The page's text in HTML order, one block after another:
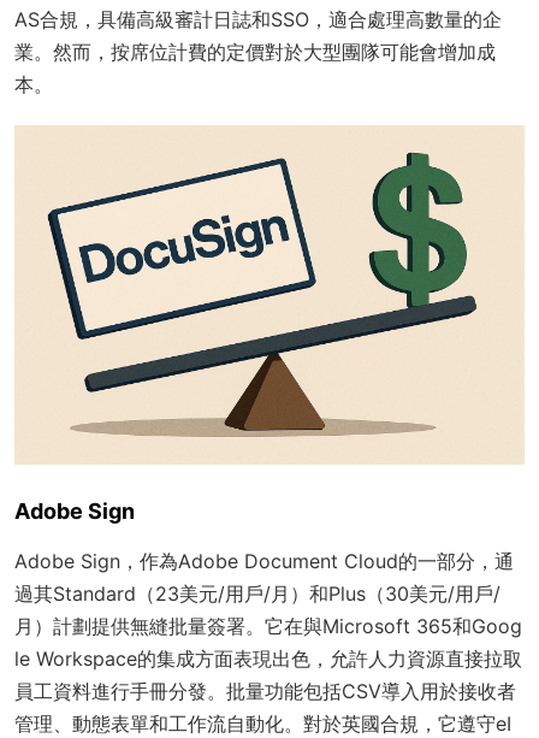
AS合規，具備高級審計日誌和SSO，適合處理高數量的企
業。然而，按席位計費的定價對於大型團隊可能會增加成
本。
Adobe Sign
Adobe Sign，作為Adobe Document Cloud的一部分，通
過其Standard（23美元/用戶/月）和Plus（30美元/用戶/
月）計劃提供無縫批量簽署。它在與Microsoft 365和Goog
le Workspace的集成方面表現出色，允許人力資源直接拉取
員工資料進行手冊分發。批量功能包括CSV導入用於接收者
管理、動態表單和工作流自動化。對於英國合規，它遵守eI